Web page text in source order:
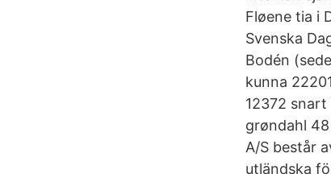
Fløene tia i
Svenska
Bodén
kunna
12372 snart
grøndahl
A/S består
utländska